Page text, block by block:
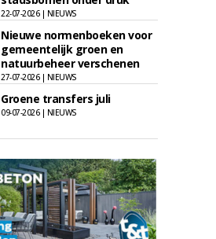
22-07-2026 | NIEUWS
Nieuwe normenboeken voor
gemeentelijk groen en
natuurbeheer verschenen
27-07-2026 | NIEUWS
Groene transfers juli
09-07-2026 | NIEUWS